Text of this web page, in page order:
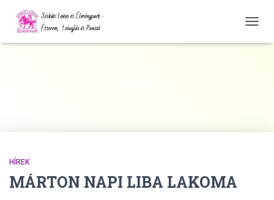
HÍREK
MÁRTON NAPI LIBA LAKOMA